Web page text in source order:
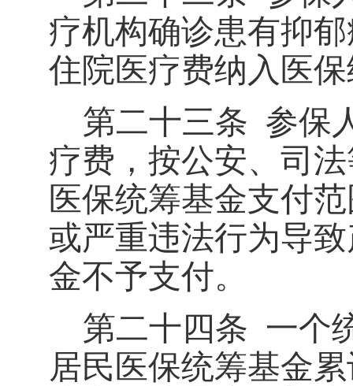
疗机构确诊患有抑
住院医疗费纳入医
第二十三条 参保
疗费，按公安、司
医保统筹基金支付
或严重违法行为导
金不予支付。
第二十四条 一个
居民医保统筹基金